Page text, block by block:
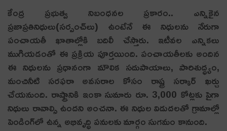
కేంద్ర ప్రభుత్వ నిబంధనల ప్రకారం.. ఎన్నికైన
ప్రజాప్రతినిధులు(సర్పంచ్‌లు) ఉంటేనే ఈ నిధులను నేరుగా
పంచాయతీ ఖాతాల్లోకి బదిలీ చేస్తారు. ఇటీవల ఎన్నికలు
ముగియడంతో ఈ ప్రక్రియ పూర్తయింది. పంచాయతీలకు అందిన
ఈ నిధులను ప్రధానంగా మౌలిక సదుపాయాలు, పారిశుద్ధ్యం,
మంచినీటి సరఫరా అవసరాల కోసం రాష్ట్ర సర్కార్ ఖర్చు
చేయనుంది. రాష్ట్రానికి ఇంకా సుమారు రూ. 3,000 కోట్లకు పైగా
నిధులు రావాల్సి ఉందని అంచనా. ఈ నిధుల విడుదలతో గ్రామాల్లో
పెండింగ్‌లో ఉన్న అభివృద్ధి పనులకు మార్గం సుగమం కానుంది.